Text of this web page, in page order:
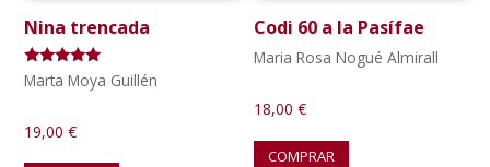
Nina trencada
Puntuat amb
5.00
Marta Moya Guillén
19,00€
Codi 60 a la Pasífae
Maria Rosa Nogué Almirall
18,00€
COMPRAR